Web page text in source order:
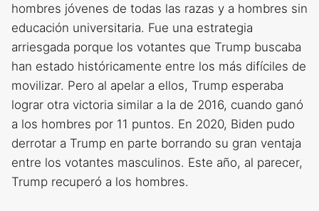
hombres jóvenes de todas las razas y a hombres sin
educación universitaria. Fue una estrategia
arriesgada porque los votantes que Trump buscaba
han estado históricamente entre los más difíciles de
movilizar. Pero al apelar a ellos, Trump esperaba
lograr otra victoria similar a la de 2016, cuando ganó
a los hombres por 11 puntos. En 2020, Biden pudo
derrotar a Trump en parte borrando su gran ventaja
entre los votantes masculinos. Este año, al parecer,
Trump recuperó a los hombres.